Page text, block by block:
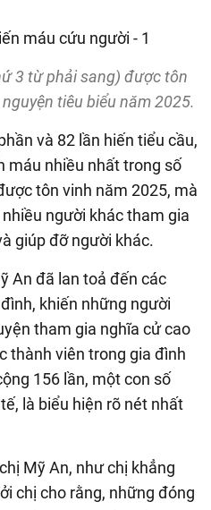
3 từ phải sang) được tôn
tiêu biểu năm 2025.
và 82 lần hiến tiểu cầu,
máu nhiều nhất trong số
tôn vinh năm 2025, mà
người khác tham gia
giúp đỡ người khác.
An đã lan toả đến các
khiến những người
tham gia nghĩa cử cao
thành viên trong gia đình
156 lần, một con số
là biểu hiện rõ nét nhất
Mỹ An, như chị khẳng
chị cho rằng, những đóng